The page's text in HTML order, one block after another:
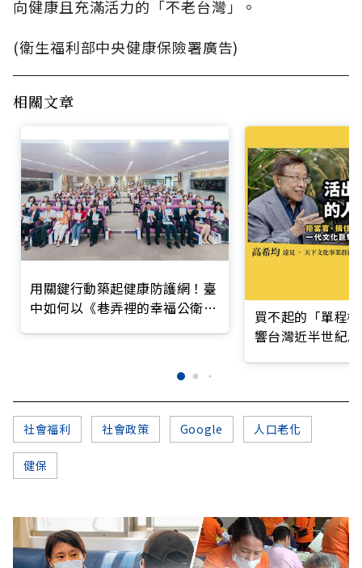
向健康且充滿活力的「不老台灣」。
(衛生福利部中央健康保險署廣告)
相關文章
用關鍵行動築起健康防護網！臺
中如何以《巷弄裡的幸福公衛》
買不起的「單程
響台灣近半世紀
社會福利 社會政策 Google 人口老化
健保